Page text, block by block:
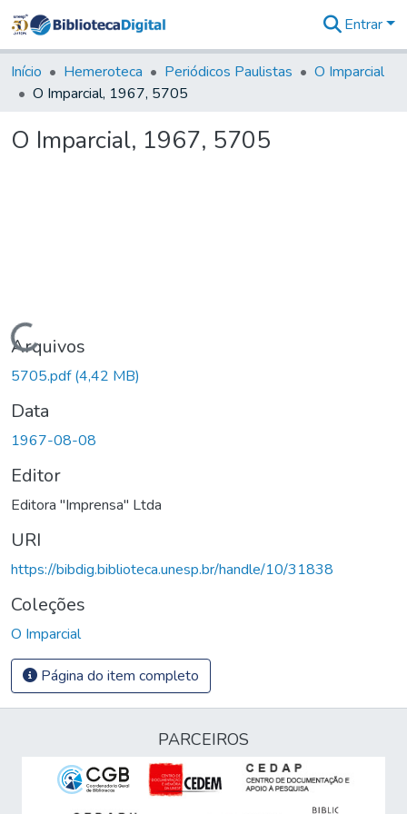
&
Coleções
Tudo na
Digital
Entrar
Início Hemeroteca Periódicos Paulistas
O Imparcial
O Imparcial, 1967, 5705
O Imparcial, 1967, 5705
Carregando...
Arquivos
5705.pdf(4,42 MB)
Data
1967-08-08
Editor
Editora "Imprensa" Ltda
URI
https://bibdig.biblioteca.unesp.br/handle/10/31838
Coleções
O Imparcial
Página do item completo
PARCEIROS